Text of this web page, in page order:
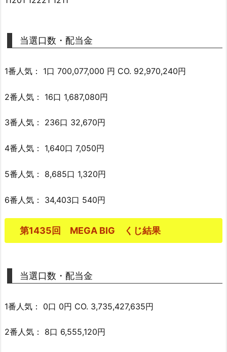
当選口数・配当金
1番人気： 1口 700,077,000 円 CO. 92,970,240円
2番人気： 16口 1,687,080円
3番人気： 236口 32,670円
4番人気： 1,640口 7,050円
5番人気： 8,685口 1,320円
6番人気： 34,403口 540円
第1435回 MEGA BIG くじ結果
当選口数・配当金
1番人気： 0口 0円 CO. 3,735,427,635円
2番人気： 8口 6,555,120円